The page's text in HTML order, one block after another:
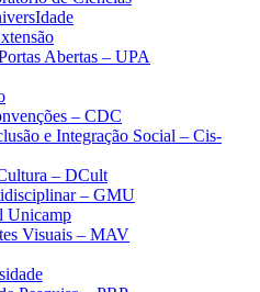
Abertas – UPA
– CDC
e Integração Social – Cis-
– DCult
– GMU
Unicamp
Visuais – MAV